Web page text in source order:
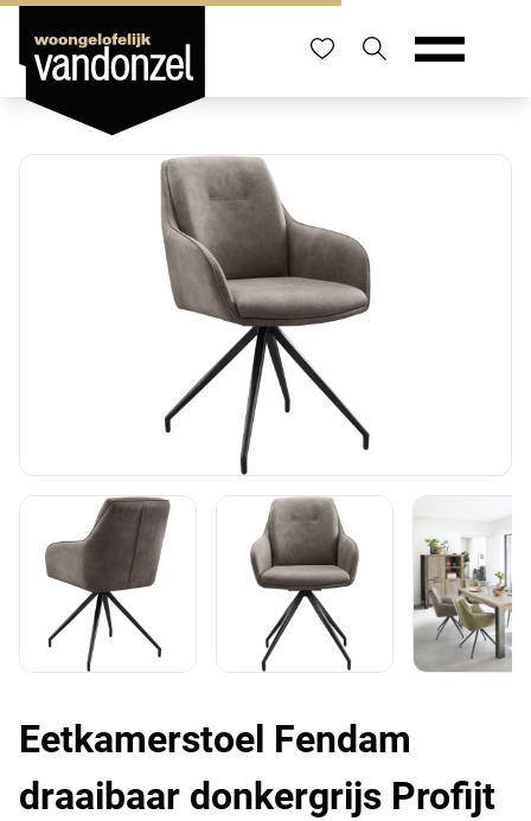
Eetkamerstoel Fendam
draaibaar donkergrijs Profijt